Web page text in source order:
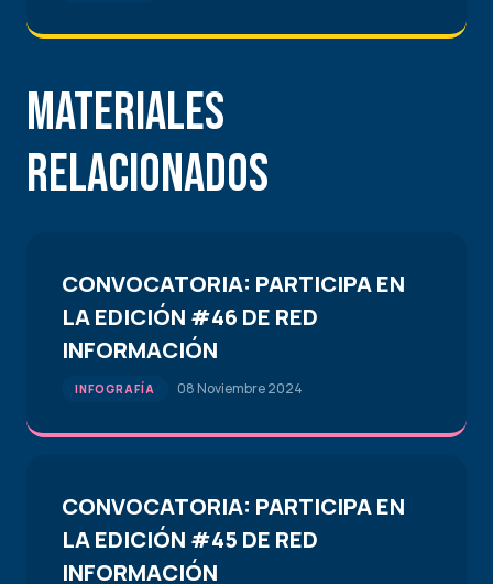
Materiales
Relacionados
CONVOCATORIA: PARTICIPA EN
LA EDICIÓN #46 DE RED
INFORMACIÓN
INFOGRAFÍA 08 Noviembre 2024
CONVOCATORIA: PARTICIPA EN
LA EDICIÓN #45 DE RED
INFORMACIÓN